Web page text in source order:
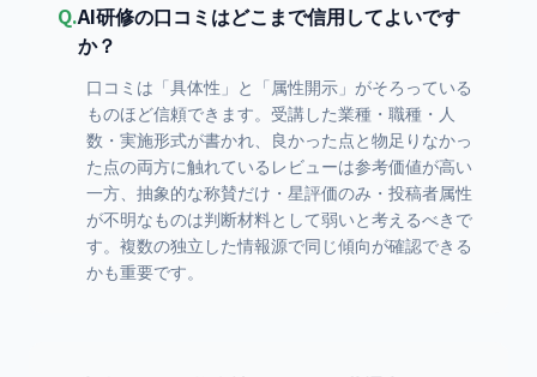
Q.AI研修の口コミはどこまで信用してよいです
か？
口コミは「具体性」と「属性開示」がそろっている
ものほど信頼できます。受講した業種・職種・人
数・実施形式が書かれ、良かった点と物足りなかっ
た点の両方に触れているレビューは参考価値が高い
一方、抽象的な称賛だけ・星評価のみ・投稿者属性
が不明なものは判断材料として弱いと考えるべきで
す。複数の独立した情報源で同じ傾向が確認できる
かも重要です。